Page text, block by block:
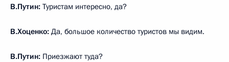
В.Путин: Туристам интересно, да?
В.Хоценко: Да, большое количество туристов мы видим.
В.Путин: Приезжают туда?